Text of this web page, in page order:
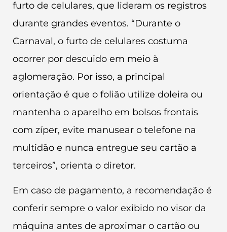
furto de celulares, que lideram os registros
durante grandes eventos. “Durante o
Carnaval, o furto de celulares costuma
ocorrer por descuido em meio à
aglomeração. Por isso, a principal
orientação é que o folião utilize doleira ou
mantenha o aparelho em bolsos frontais
com zíper, evite manusear o telefone na
multidão e nunca entregue seu cartão a
terceiros”, orienta o diretor.
Em caso de pagamento, a recomendação é
conferir sempre o valor exibido no visor da
máquina antes de aproximar o cartão ou